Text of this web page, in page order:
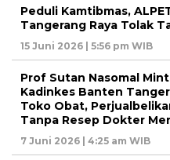
Peduli Kamtibmas,
Tangerang Raya Tolak
15 Juni 2026 | 5:56 pm WIB
Prof Sutan Nasomal
Kadinkes Banten
Toko Obat,
Tanpa Resep Dokter
7 Juni 2026 | 4:25 am WIB